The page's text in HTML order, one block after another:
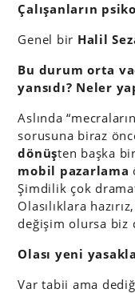
Çalışanların
Genel bir Halil
Bu durum orta
yansıdı? Neler
Aslında
sorusuna biraz
dönüşten başka
mobil pazarlama
Şimdilik çok
Olasılıklara
değişim olursa biz
Olası yeni
Var tabii ama